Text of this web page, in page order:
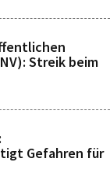
Streik beim
Gefahren für